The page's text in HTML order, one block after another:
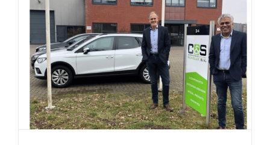
C&S Benelux onlangs verhuisd